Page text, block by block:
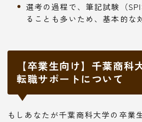
選考の過程で、筆記試験（
ることも多いため、基本的な
【卒業生向け】千葉商科
転職サポートについて
もしあなたが千葉商科大学の卒業